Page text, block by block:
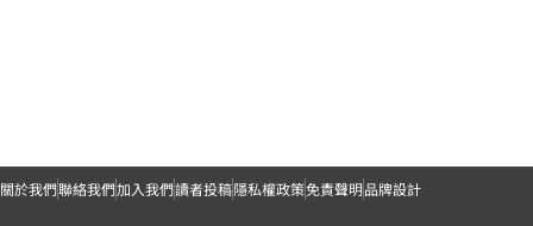
關於我們聯絡我們加入我們讀者投稿隱私權政策免責聲明品牌設計